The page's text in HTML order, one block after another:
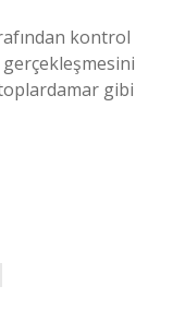
kontrol
gibi